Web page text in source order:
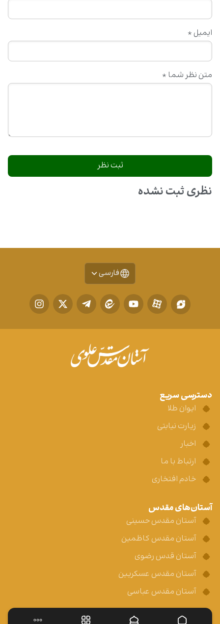
متن نظر شما *
ایمیل *
نظری ثبت نشده
فارسی
دسترسی سریع
ایوان طلا
زیارت نیابتی
اخبار
ارتباط با ما
خادم افتخاری
آستان‌های مقدس
آستان مقدس حسینی
آستان مقدس کاظمین
آستان قدس رضوی
آستان مقدس عسکریین
آستان مقدس عباسی